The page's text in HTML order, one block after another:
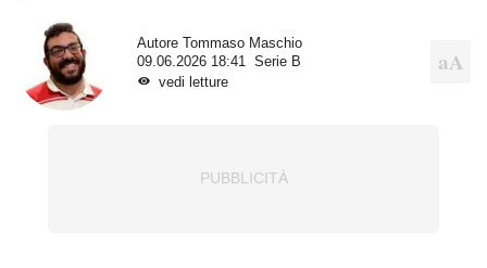
Autore
Tommaso Maschio
09.06.2026 18:41
Serie B
vedi letture